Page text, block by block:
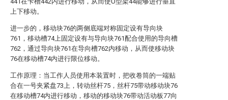
上下移动。
进一步的，移动块76的两侧底端对称固定设有导向块
761，移动槽74上固定设有与导向块761配合使用的导向槽
762，通过导向块761在导向槽762内移动，从而使移动块
76在移动槽74内进行限位移动。
工作原理：当工作人员使用本装置时，把收卷筒的一端贴
合在一号夹紧盘73上，转动丝杆75，丝杆75带动移动块76
在移动槽74内进行移动，移动的移动块76带动活动板77向